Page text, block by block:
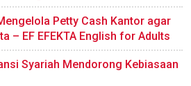
Petty Cash Kantor agar
– EF EFEKTA English for Adults
Syariah Mendorong Kebiasaan